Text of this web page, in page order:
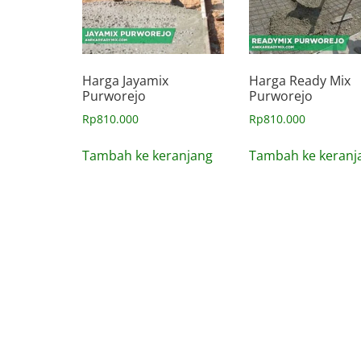
Harga Jayamix
Purworejo
Rp810.000
Tambah ke keranjang
Harga Ready Mix
Purworejo
Rp810.000
Tambah ke